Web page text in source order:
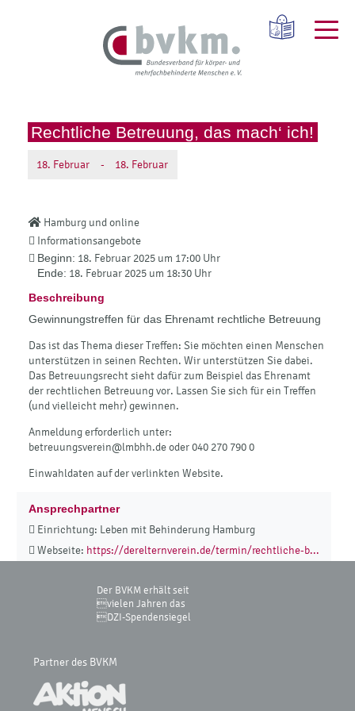
Rechtliche Betreuung, das mach‘ ich!
18. Februar - 18. Februar
Hamburg und online
Informationsangebote
Beginn: 18. Februar 2025 um 17:00 Uhr
Ende: 18. Februar 2025 um 18:30 Uhr
Beschreibung
Gewinnungstreffen für das Ehrenamt rechtliche Betreuung
Das ist das Thema dieser Treffen: Sie möchten einen Menschen
unterstützen in seinen Rechten. Wir unterstützen Sie dabei.
Das Betreuungsrecht sieht dafür zum Beispiel das Ehrenamt
der rechtlichen Betreuung vor. Lassen Sie sich für ein Treffen
(und vielleicht mehr) gewinnen.
Anmeldung erforderlich unter:
betreuungsverein@lmbhh.de oder 040 270 790 0
Einwahldaten auf der verlinkten Website.
Ansprechpartner
Einrichtung: Leben mit Behinderung Hamburg
Webseite: https://derelternverein.de/termin/rechtliche-b...
Der BVKM erhält seit
vielen Jahren das
DZI-Spendensiegel
Partner des BVKM